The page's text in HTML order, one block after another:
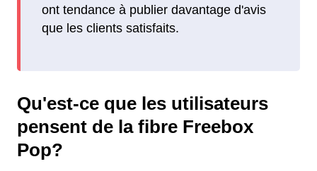
ont tendance à publier davantage d'avis
que les clients satisfaits.
Qu'est-ce que les utilisateurs
pensent de la fibre Freebox
Pop?